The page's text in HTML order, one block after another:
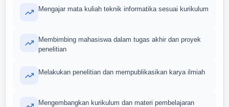
Mengajar mata kuliah teknik informatika sesuai kurikulum
Membimbing mahasiswa dalam tugas akhir dan proyek
penelitian
Melakukan penelitian dan mempublikasikan karya ilmiah
Mengembangkan kurikulum dan materi pembelajaran